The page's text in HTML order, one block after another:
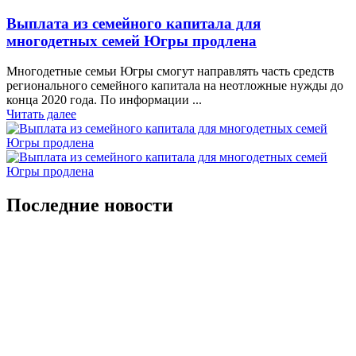
Выплата из семейного капитала для
многодетных семей Югры продлена
Многодетные семьи Югры смогут направлять часть средств
регионального семейного капитала на неотложные нужды до
конца 2020 года. По информации ...
Читать далее
Последние новости